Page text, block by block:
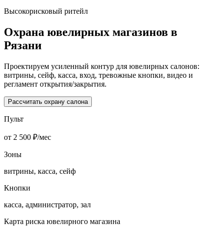
Высокорисковый ритейл
Охрана ювелирных магазинов в
Рязани
Проектируем усиленный контур для ювелирных салонов:
витрины, сейф, касса, вход, тревожные кнопки, видео и
регламент открытия/закрытия.
Рассчитать охрану салона
Пульт
от 2 500 ₽/мес
Зоны
витрины, касса, сейф
Кнопки
касса, администратор, зал
Карта риска ювелирного магазина